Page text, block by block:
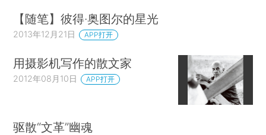
【随笔】彼得·奥图尔的星光
2013年12月21日 APP打开
用摄影机写作的散文家
2012年08月10日 APP打开
驱散“文革”幽魂